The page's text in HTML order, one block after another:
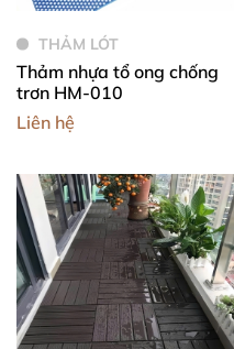
THẢM LÓT
Thảm nhựa tổ ong chống
trơn HM-010
Liên hệ